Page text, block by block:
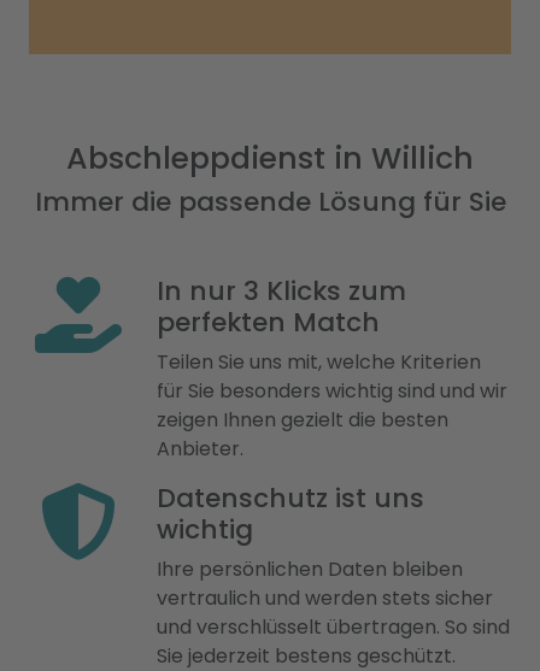
Abschleppdienst in Willich
Immer die passende Lösung für Sie
In nur 3 Klicks zum
perfekten Match
Teilen Sie uns mit, welche Kriterien
für Sie besonders wichtig sind und wir
zeigen Ihnen gezielt die besten
Anbieter.
Datenschutz ist uns
wichtig
Ihre persönlichen Daten bleiben
vertraulich und werden stets sicher
und verschlüsselt übertragen. So sind
Sie jederzeit bestens geschützt.